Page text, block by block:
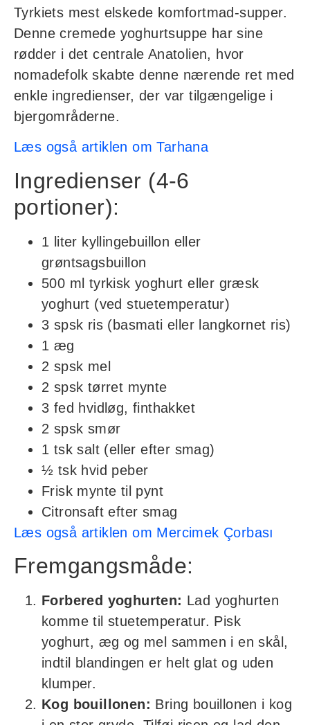
Tyrkiets mest elskede komfortmad-supper.
Denne cremede yoghurtsuppe har sine
rødder i det centrale Anatolien, hvor
nomadefolk skabte denne nærende ret med
enkle ingredienser, der var tilgængelige i
bjergområderne.
Læs også artiklen om Tarhana
Ingredienser (4-6
portioner):
1 liter kyllingebuillon eller
grøntsagsbuillon
500 ml tyrkisk yoghurt eller græsk
yoghurt (ved stuetemperatur)
3 spsk ris (basmati eller langkornet ris)
1 æg
2 spsk mel
2 spsk tørret mynte
3 fed hvidløg, finthakket
2 spsk smør
1 tsk salt (eller efter smag)
½ tsk hvid peber
Frisk mynte til pynt
Citronsaft efter smag
Læs også artiklen om Mercimek Çorbası
Fremgangsmåde:
Forbered yoghurten: Lad yoghurten
komme til stuetemperatur. Pisk
yoghurt, æg og mel sammen i en skål,
indtil blandingen er helt glat og uden
klumper.
Kog bouillonen: Bring bouillonen i kog